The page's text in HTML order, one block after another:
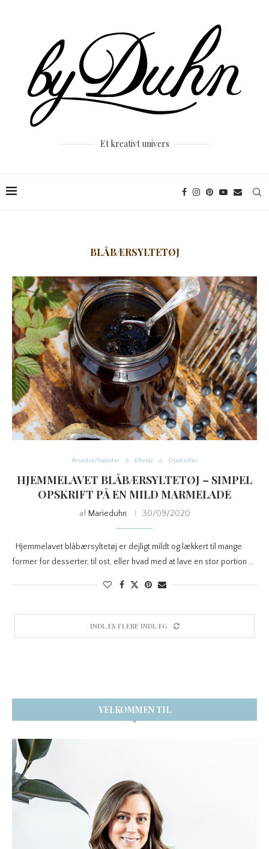
Et kreativt univers
BLÅBÆRSYLTETØJ
Årstider/højtider Efterår Opskrifter
HJEMMELAVET BLÅBÆRSYLTETØJ – SIMPEL
OPSKRIFT PÅ EN MILD MARMELADE
af Marieduhn 30/09/2020
Hjemmelavet blåbærsyltetøj er dejligt mildt og lækkert til mange
former for desserter, til ost, eller hvad med at lave en stor portion …
INDLÆS FLERE INDLÆG
VELKOMMEN TIL